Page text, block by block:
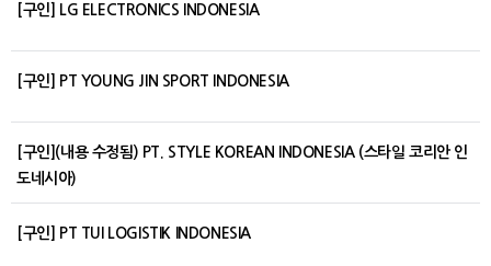
[구인] LG ELECTRONICS INDONESIA
[구인] PT YOUNG JIN SPORT INDONESIA
[구인](내용 수정됨) PT. STYLE KOREAN INDONESIA (스타일 코리안 인
도네시아)
[구인] PT TUI LOGISTIK INDONESIA